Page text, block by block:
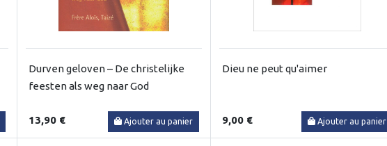
Durven geloven – De christelijke
feesten als weg naar God
13,90 € Ajouter au panier
Dieu ne peut qu'aimer
9,00 € Ajouter au panier